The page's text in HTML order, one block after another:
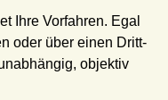
Ihre Vorfahren. Egal
oder über einen Dritt-
objektiv